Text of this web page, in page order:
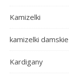
Kamizelki
kamizelki damskie
Kardigany